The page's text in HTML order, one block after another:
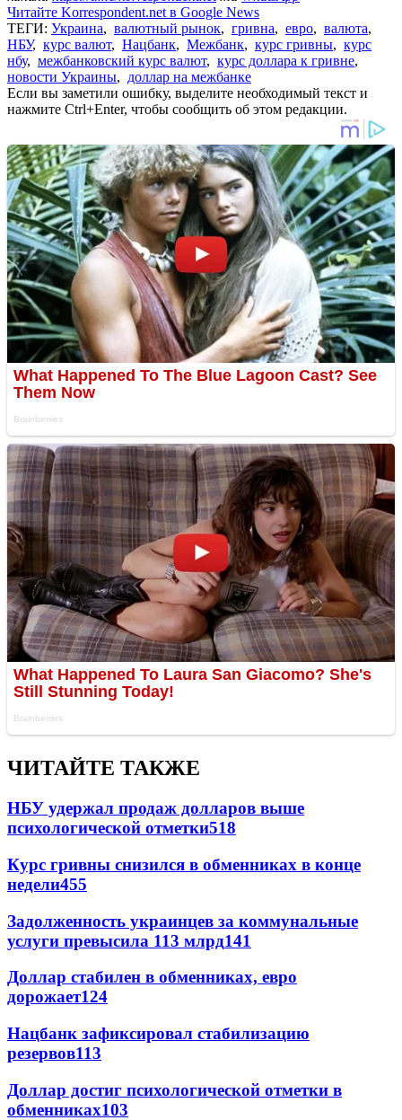
Читайте Korrespondent.net в Google News
ТЕГИ: Украина, валютный рынок, гривна, евро, валюта,
НБУ, курс валют, Нацбанк, Межбанк, курс гривны, курс
нбу, межбанковский курс валют, курс доллара к гривне,
новости Украины, доллар на межбанке
Если вы заметили ошибку, выделите необходимый текст и
нажмите Ctrl+Enter, чтобы сообщить об этом редакции.
ЧИТАЙТЕ ТАКЖЕ
НБУ удержал продаж долларов выше
психологической отметки518
Курс гривны снизился в обменниках в конце
недели455
Задолженность украинцев за коммунальные
услуги превысила 113 млрд141
Доллар стабилен в обменниках, евро
дорожает124
Нацбанк зафиксировал стабилизацию
резервов113
Доллар достиг психологической отметки в
обменниках103